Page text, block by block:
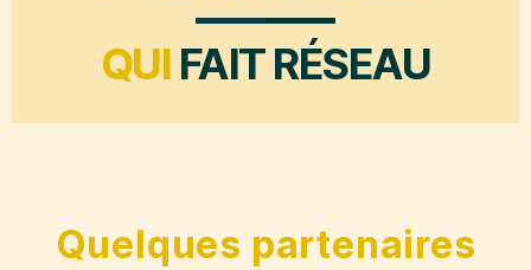
QUI FAIT RÉSEAU
Quelques partenaires